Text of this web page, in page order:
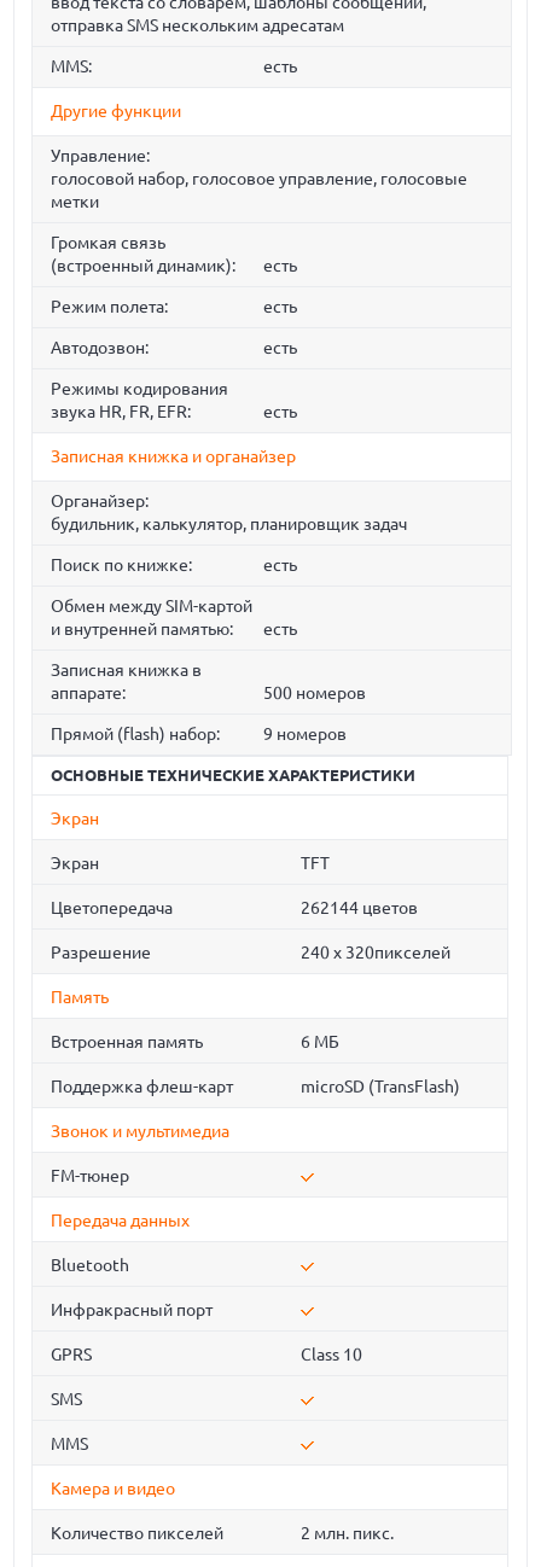
отправка SMS нескольким адресатам
MMS: есть
Другие функции
Управление:
голосовой набор, голосовое управление, голосовые
метки
Громкая связь
(встроенный динамик):
есть
Режим полета: есть
Автодозвон: есть
Режимы кодирования
звука HR, FR, EFR:
есть
Записная книжка и органайзер
Органайзер:
будильник, калькулятор, планировщик задач
Поиск по книжке: есть
Обмен между SIM-картой
и внутренней памятью:
есть
Записная книжка в
аппарате:
500 номеров
Прямой (flash) набор: 9 номеров
ОСНОВНЫЕ ТЕХНИЧЕСКИЕ ХАРАКТЕРИСТИКИ
Экран
Экран TFT
Цветопередача 262144 цветов
Разрешение 240 х 320пикселей
Память
Встроенная память 6 МБ
Поддержка флеш-карт microSD (TransFlash)
Звонок и мультимедиа
FM-тюнер
Передача данных
Bluetooth
Инфракрасный порт
GPRS Class 10
SMS
MMS
Камера и видео
Количество пикселей 2 млн. пикс.